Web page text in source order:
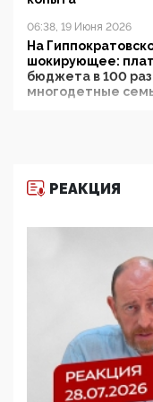
06:38, 19 Июня 2026
На
шокирующее:
бюджета в 100
многодетные
11:53, 09 Июня 2026
деятельность
повестку в
09:43, 01 Июня 2026
5G за счет
отобрать у
защищать жилые
05:58, 26 Мая 2026
РЕАКЦИЯ